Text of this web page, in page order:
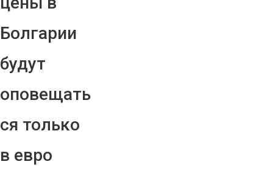
Болгарии
будут
оповещать
ся только
в евро